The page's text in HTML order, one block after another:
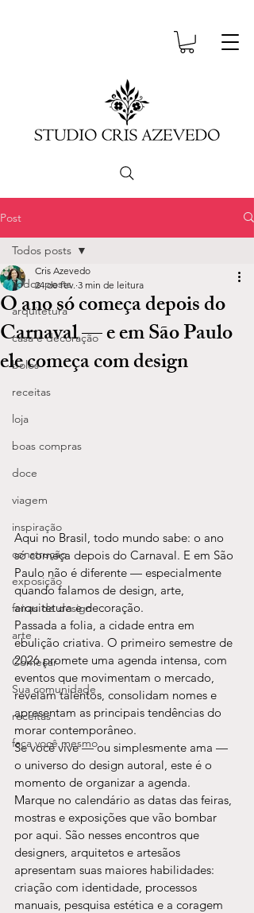
Post
Todos posts
arquitetura
casa e decoração
bolos
receitas
loja
boas compras
doce
viagem
inspiração
construção
exposição
feiras de design
arte
Começar
Sua comunidade
receitas
faça você mesmo
Todos posts
O ano só começa depois do
Carnaval — e em São Paulo
ele começa com design
Cris Azevedo
24 de fev. 3 min de leitura
Aqui no Brasil, todo mundo sabe: o ano
só começa depois do Carnaval. E em São
Paulo não é diferente — especialmente
quando falamos de design, arte,
arquitetura e decoração.
Passada a folia, a cidade entra em
ebulição criativa. O primeiro semestre de
2026 promete uma agenda intensa, com
eventos que movimentam o mercado,
revelam talentos, consolidam nomes e
apresentam as principais tendências do
morar contemporâneo.
Se você vive — ou simplesmente ama —
o universo do design autoral, este é o
momento de organizar a agenda.
Marque no calendário as datas das feiras,
mostras e exposições que vão bombar
por aqui. São nesses encontros que
designers, arquitetos e artesãos
apresentam suas maiores habilidades:
criação com identidade, processos
manuais, pesquisa estética e a coragem